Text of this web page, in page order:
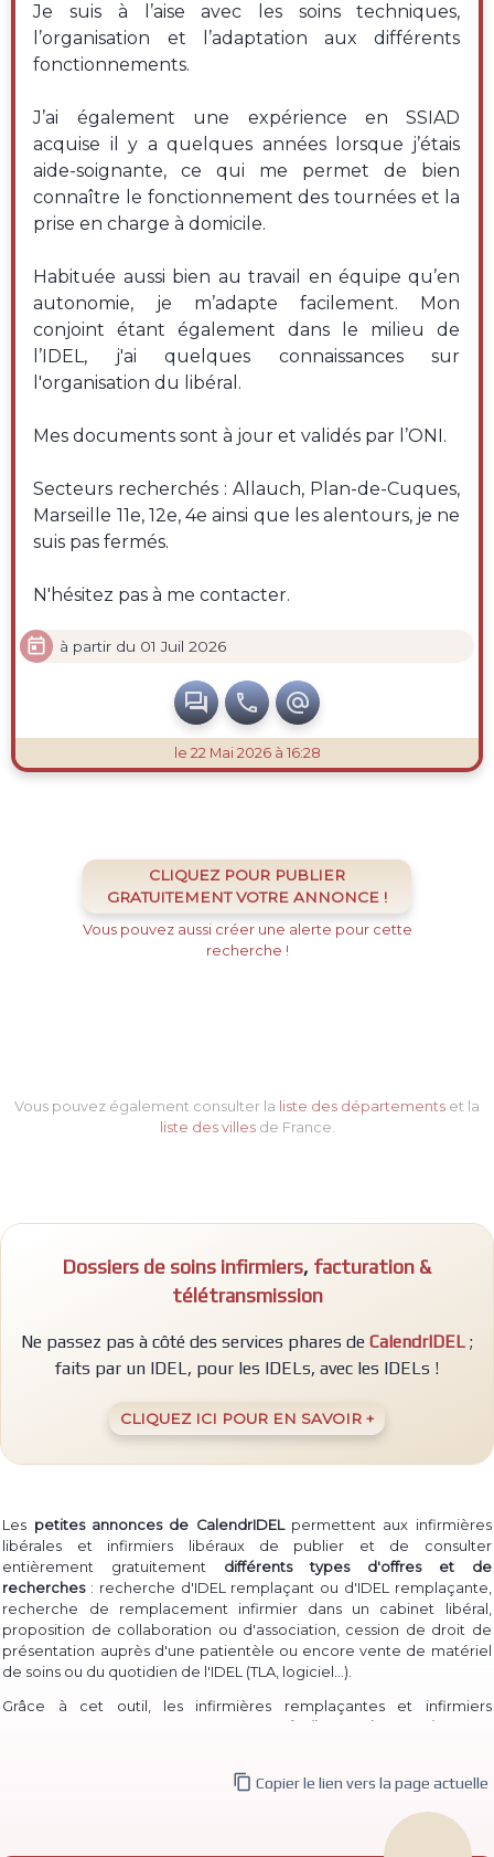
Je suis à l’aise avec les soins techniques,
l’organisation et l’adaptation aux différents
fonctionnements.
J’ai également une expérience en SSIAD
acquise il y a quelques années lorsque j’étais
aide-soignante, ce qui me permet de bien
connaître le fonctionnement des tournées et la
prise en charge à domicile.
Habituée aussi bien au travail en équipe qu’en
autonomie, je m’adapte facilement. Mon
conjoint étant également dans le milieu de
l’IDEL, j'ai quelques connaissances sur
l'organisation du libéral.
Mes documents sont à jour et validés par l’ONI.
Secteurs recherchés : Allauch, Plan-de-Cuques,
Marseille 11e, 12e, 4e ainsi que les alentours, je ne
suis pas fermés.
N'hésitez pas à me contacter.
 à partir du 01 Juil 2026
  
le 22 Mai 2026 à 16:28
CLIQUEZ POUR PUBLIER
GRATUITEMENT VOTRE ANNONCE !
Vous pouvez aussi créer une alerte pour cette
recherche !
Vous pouvez également consulter la liste des départements et la
liste des villesde France.
Dossiers de soins infirmiers, facturation &
télétransmission
Ne passez pas à côté des services phares de CalendrIDEL ;
faits par un IDEL, pour les IDELs, avec les IDELs !
CLIQUEZ ICI POUR EN SAVOIR +
Les petites annonces de CalendrIDELpermettent aux infirmières
libérales et infirmiers libéraux de publier et de consulter
entièrement gratuitement différents types d'offres et de
recherches: recherche d'IDEL remplaçant ou d'IDEL remplaçante,
recherche de remplacement infirmier dans un cabinet libéral,
proposition de collaboration ou d'association, cession de droit de
présentation auprès d'une patientèle ou encore vente de matériel
de soins ou du quotidien de l'IDEL (TLA, logiciel...)
Grâce à cet outil, les infirmières remplaçantes et infirmiers
consulter les annonces de recherche
remplaçante et d'infirmier libéral remplaçant déjà publiées.
De même, des infirmières ou infirmiers titulaires peuvent aisément
recherche de collaborateur ou de collaboratrice
, ou
 Copier le lien vers la page actuelle